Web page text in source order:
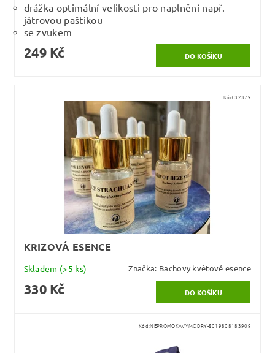
drážka optimální velikosti pro naplnění např.
játrovou paštikou
se zvukem
249 Kč
Kód:32379
KRIZOVÁ ESENCE
Skladem (>5 ks) Značka: Bachovy květové esence
330 Kč
Kód:NEPROMOKAVYMODRY-8019808183909